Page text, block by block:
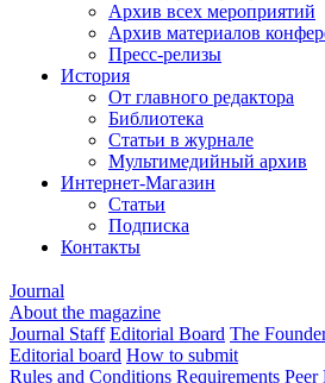
Архив всех мероприятий
Архив материалов
Пресс-релизы
История
От главного редактора
Библиотека
Статьи в журнале
Мультимедийный архив
Интернет-Магазин
Статьи
Подписка
Контакты
Journal
About the magazine
Journal Staff Editorial Board The
Editorial board How to submit
Rules and Conditions Requirements Peer